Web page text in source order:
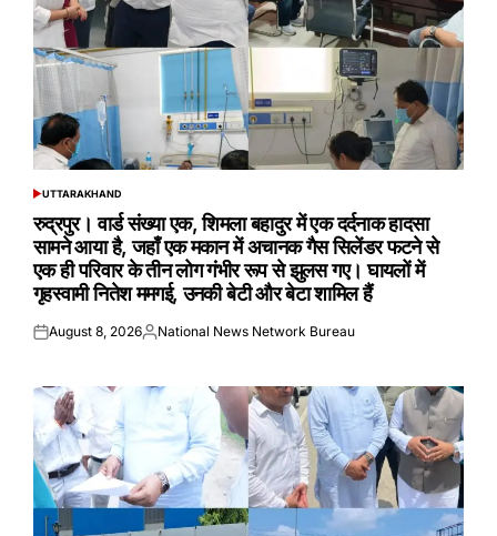
POSTED
UTTARAKHAND
रुद्रपुर। वार्ड संख्या एक, शिमला बहादुर में एक दर्दनाक हादसा
सामने आया है, जहाँ एक मकान में अचानक गैस सिलेंडर फटने से
एक ही परिवार के तीन लोग गंभीर रूप से झुलस गए। घायलों में
गृहस्वामी नितेश ममगई, उनकी बेटी और बेटा शामिल हैं
Posted
August 8, 2026Posted
National News Network Bureau